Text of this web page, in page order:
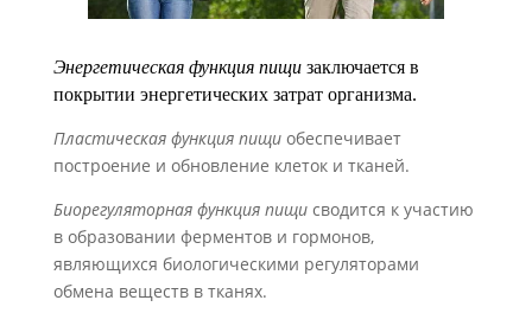
Энергетическая функция пищи заключается в
покрытии энергетических затрат организма.
Пластическая функция пищи обеспечивает
построение и обновление клеток и тканей.
Биорегуляторная функция пищи сводится к участию
в образовании ферментов и гормонов,
являющихся биоло­гическими регуляторами
обмена веществ в тканях.